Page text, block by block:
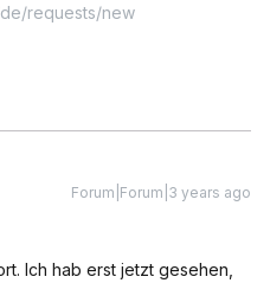
requests/new
Forum|Forum|3 years ago
Ich hab erst jetzt gesehen,